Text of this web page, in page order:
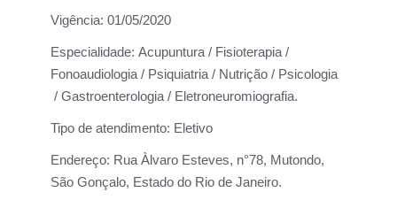
Vigência: 01/05/2020
Especialidade: Acupuntura / Fisioterapia /
Fonoaudiologia / Psiquiatria / Nutrição / Psicologia
/ Gastroenterologia / Eletroneuromiografia.
Tipo de atendimento: Eletivo
Endereço: Rua Àlvaro Esteves, n°78, Mutondo,
São Gonçalo, Estado do Rio de Janeiro.